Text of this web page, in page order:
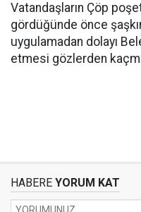
Vatandaşların Çöp
gördüğünde önce
uygulamadan dolayı
etmesi gözlerden
HABERE YORUM KAT